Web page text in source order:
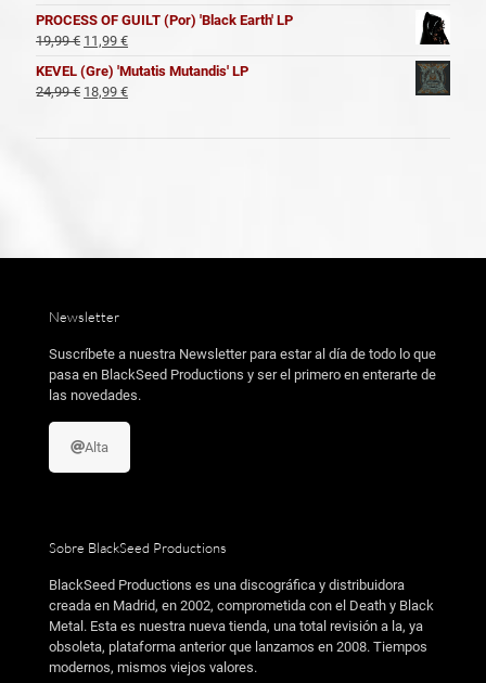
original
era:
19,99 €.
actual
es:
11,99 €.
PROCESS OF GUILT (Por) 'Black Earth' LP
19,99€ El
original
era:
11,99 €El
actual
es:
KEVEL (Gre) 'Mutatis Mutandis' LP
24,99€ El
18,99 €El
Newsletter
Suscríbete a nuestra Newsletter para estar al día de todo lo que
pasa en BlackSeed Productions y ser el primero en enterarte de
las novedades.
Alta
Sobre BlackSeed Productions
BlackSeed Productions es una discográfica y distribuidora
creada en Madrid, en 2002, comprometida con el Death y Black
Metal. Esta es nuestra nueva tienda, una total revisión a la, ya
obsoleta, plataforma anterior que lanzamos en 2008. Tiempos
modernos, mismos viejos valores.